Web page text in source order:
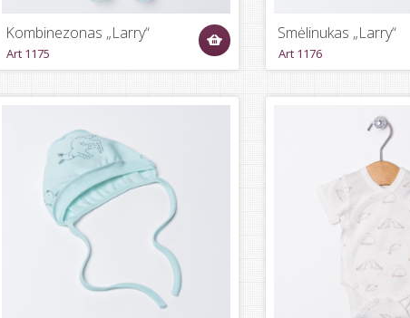
Kombinezonas „Larry“
Art 1175
Smėlinukas „Larry“
Art 1176